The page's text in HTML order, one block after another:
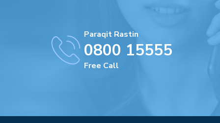
Paraqit Rastin
0800 15555
Free Call